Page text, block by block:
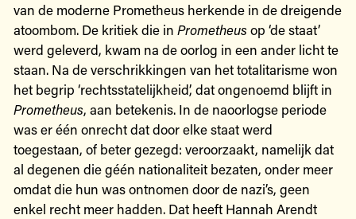
van de moderne Prometheus herkende in de dreigende
atoombom. De kritiek die in Prometheus op ‘de staat’
werd geleverd, kwam na de oorlog in een ander licht te
staan. Na de verschrikkingen van het totalitarisme won
het begrip ‘rechtsstatelijkheid’, dat ongenoemd blijft in
Prometheus, aan betekenis. In de naoorlogse periode
was er één onrecht dat door elke staat werd
toegestaan, of beter gezegd: veroorzaakt, namelijk dat
al degenen die géén nationaliteit bezaten, onder meer
omdat die hun was ontnomen door de nazi’s, geen
enkel recht meer hadden. Dat heeft Hannah Arendt